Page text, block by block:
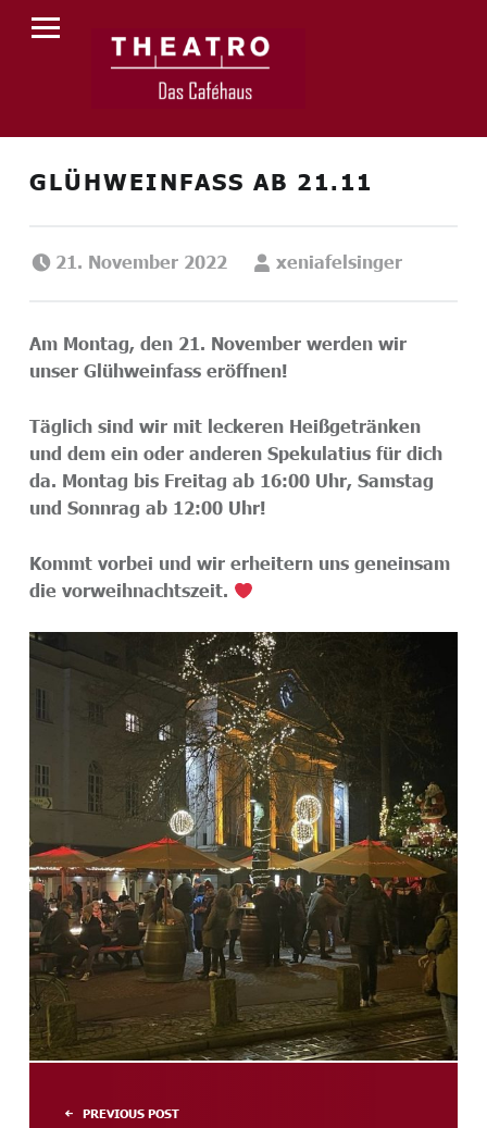
A
T
R
GLÜHWEINFASS AB 21.11
21. November 2022 xeniafelsinger
Am Montag, den 21. November werden wir
unser Glühweinfass eröffnen!
Täglich sind wir mit leckeren Heißgetränken
und dem ein oder anderen Spekulatius für dich
da. Montag bis Freitag ab 16:00 Uhr, Samstag
und Sonnrag ab 12:00 Uhr!
Kommt vorbei und wir erheitern uns geneinsam
die vorweihnachtszeit.
BEITRAGSNAVIGATION
PREVIOUS POST